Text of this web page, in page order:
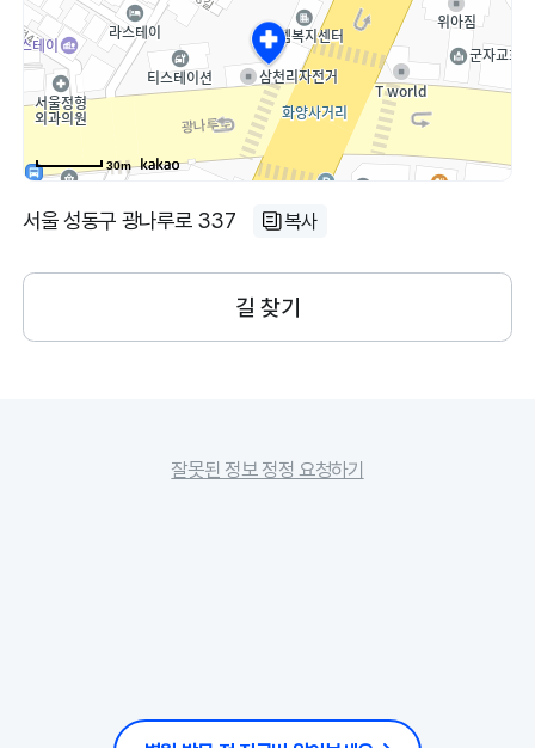
30m
서울 성동구 광나루로 337 복사
길 찾기
잘못된 정보 정정 요청하기